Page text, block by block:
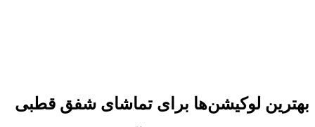
بهترین لوکیشن‌ها برای تماشای شفق قطبی